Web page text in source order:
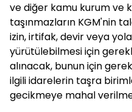
ve diğer kamu kurum ve
taşınmazların KGM'nin
izin, irtifak, devir veya
yürütülebilmesi için
alınacak, bunun için
ilgili idarelerin taşra
gecikmeye mahal